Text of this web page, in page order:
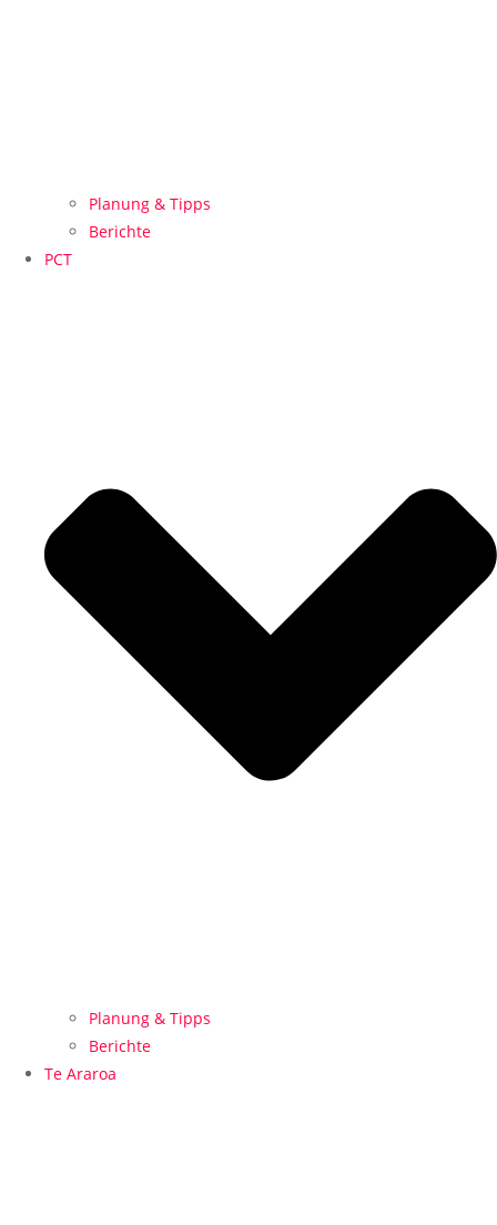
Planung & Tipps
Berichte
PCT
Planung & Tipps
Berichte
Te Araroa